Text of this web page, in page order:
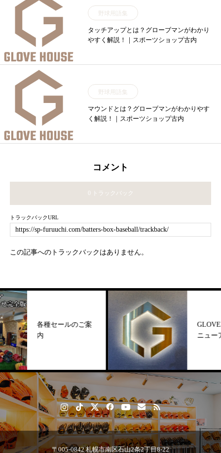
野球用語集
タッチアップとは？グローブマンがわかり
やすく解説！｜スポーツショップ古内
野球用語集
マウンドとは？グローブマンがわかりやす
く解説！｜スポーツショップ古内
コメント
0 トラックバック
トラックバックURL
この記事へのトラックバックはありません。
各種セールのご案
内
ニューアル！
〒005-0842 札幌市南区石山2条2丁目8-22